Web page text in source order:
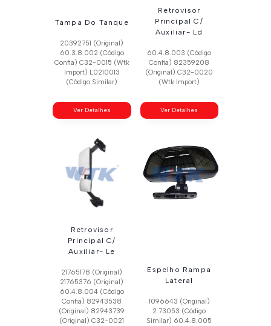
Tampa Do Tanque
20392751 (Original)
60.3.8.002 (Código
Confia) C32-0015 (Wtk
Import) L0210013
(Código Similar)
Ver Detalhes
Retrovisor
Principal C/
Auxiliar- Ld
60.4.8.003 (Código
Confia) 82359208
(Original) C32-0020
(Wtk Import)
Ver Detalhes
Retrovisor
Principal C/
Auxiliar- Le
21765178 (Original)
21765376 (Original)
60.4.8.004 (Código
Confia) 82943538
(Original) 82943739
(Original) C32-0021
Espelho Rampa
Lateral
1096643 (Original)
2.73053 (Código
Similar) 60.4.8.005